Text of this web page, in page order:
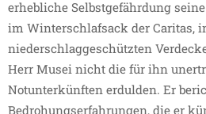
erhebliche Selbstgefährdung
im Winterschlafsack der Caritas,
niederschlaggeschützten
Herr Musei nicht die für ihn
Notunterkünften erdulden. Er
Bedrohungserfahrungen, die er